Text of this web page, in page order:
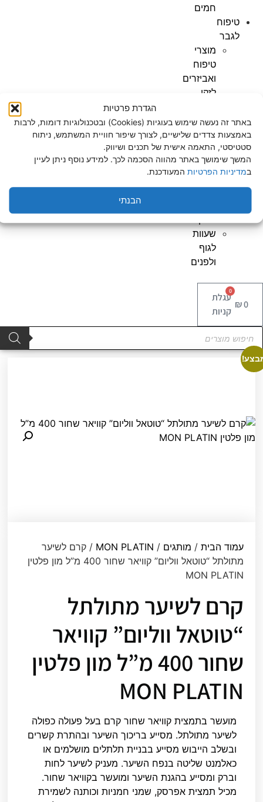
הגדרת פרטיות
באתר זה נעשה שימוש בעוגיות (Cookies) ובטכנולוגיות דומות, לרבות
באמצעות צדדים שלישיים, לצורך שיפור חוויית המשתמש, ניתוח
סטטיסטי, התאמה אישית של תכנים ושיווק.
המשך שימושך באתר מהווה הסכמה לכך. למידע נוסף ניתן לעיין
במדיניות הפרטיותהמעודכנת.
הבנתי
חמים
טיפוח
לגבר
מוצרי
טיפוח
ואביזרים
לזקן
נוספים
מוצרי
טיפוח
לגוף
ולפנים
מוצרי
שעוות
לגוף
ולפנים
₪0
0
עגלת
קניות
עמוד הבית/ מותגים/
MON PLATIN/ קרם לשיער
מתולתל “טוטאל ווליום” קוויאר שחור 400 מ”ל מון פלטין
MON PLATIN
קרם לשיער מתולתל
“טוטאל ווליום” קוויאר
שחור 400 מ”ל מון פלטין
MON PLATIN
מועשר בתמצית קוויאר שחור קרם בעל פעולה כפולה
לשיער מתולתל. מסייע בריכוך השיער ובהתרת קשרים
ובשלב הייבוש מסייע בבניית תלתלים מושלמים או
כאלמנט שליטה בנפח השיער. מעניק לשיער לחות
וברק ומסייע בהגנת השיער ומועשר בקוויאר שחור.
מכיל תמצית אפרסק, שמני חמניות וכותנה לשמירת